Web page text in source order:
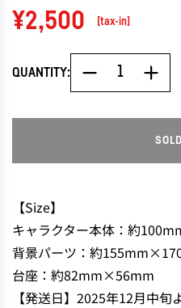
Regular
price
¥2,500 [tax-in]
QUANTITY:
【Size】
キャラクター本体：約
背景パーツ：約
台座：約82mm×56mm
【発送日】2025年12月中旬